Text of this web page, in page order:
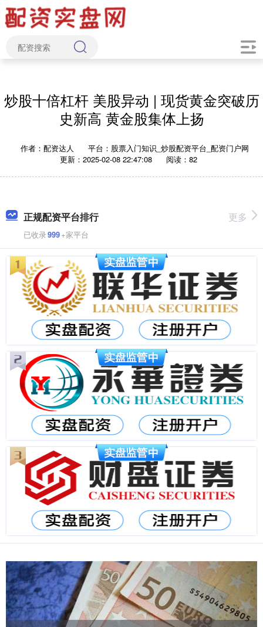
炒股十倍杠杆 美股异动 | 现货黄金突破历
史新高 黄金股集体上扬
作者：配资达人
平台：股票入门知识_炒股配资平台_配资门户网
更新：2025-02-08 22:47:08
阅读：82
正规配资平台排行
已收录999+家平台
更多